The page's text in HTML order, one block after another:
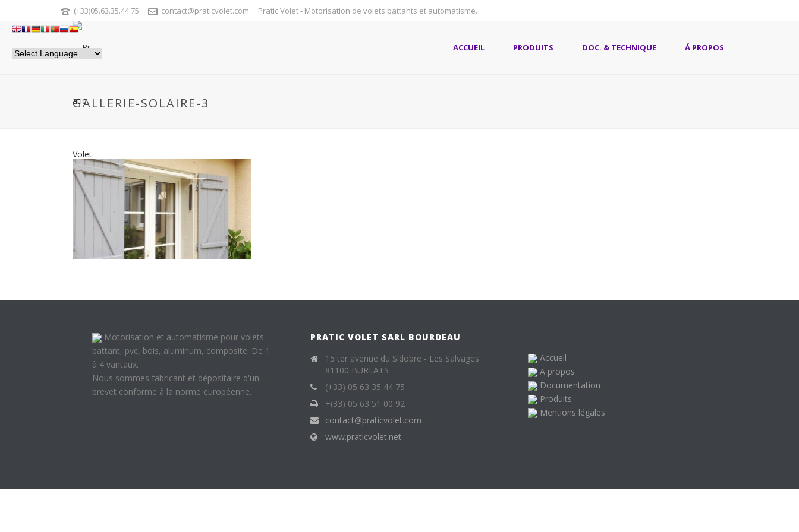
(+33)05.63.35.44.75 contact@praticvolet.com Pratic Volet - Motorisation de volets battants et automatisme.
ACCUEIL PRODUITS DOC. & TECHNIQUE Á PROPOS
GALLERIE-SOLAIRE-3
Motorisation et automatisme pour volets
battant, pvc, bois, aluminum, composite. De 1
à 4 vantaux.
Nous sommes fabricant et dépositaire d'un
brevet conforme à la norme européenne.
PRATIC VOLET SARL BOURDEAU
15 ter avenue du Sidobre - Les Salvages
81100 BURLATS
(+33) 05 63 35 44 75
+(33) 05 63 51 00 92
contact@praticvolet.com
www.praticvolet.net
Accueil
A propos
Documentation
Produits
Mentions légales